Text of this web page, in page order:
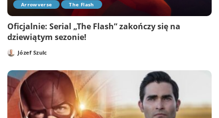
Arrowverse The Flash
Oficjalnie: Serial „The Flash” zakończy się na
dziewiątym sezonie!
PostedJózef Szulc